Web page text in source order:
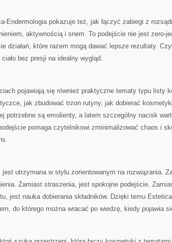
Endermologia pokazuje też, jak łączyć zabiegi z
aktywnością i snem. To podejście nie jest zero-
działań, które razem mogą dawać lepsze rezultaty.
bez presji na idealny wygląd.
pojawiają się również praktyczne tematy typu listy
jak zbudować trzon rutyny, jak dobierać
potrzebne są emolienty, a latem szczególny nacisk
pomaga czytelnikowi zminimalizować chaos i
jest utrzymana w stylu zorientowanym na rozwiązania.
Zamiast straszenia, jest spokojne podejście.
jest nauka dobierania składników. Dzięki temu
do którego można wracać po wiedzę, kiedy pojawia